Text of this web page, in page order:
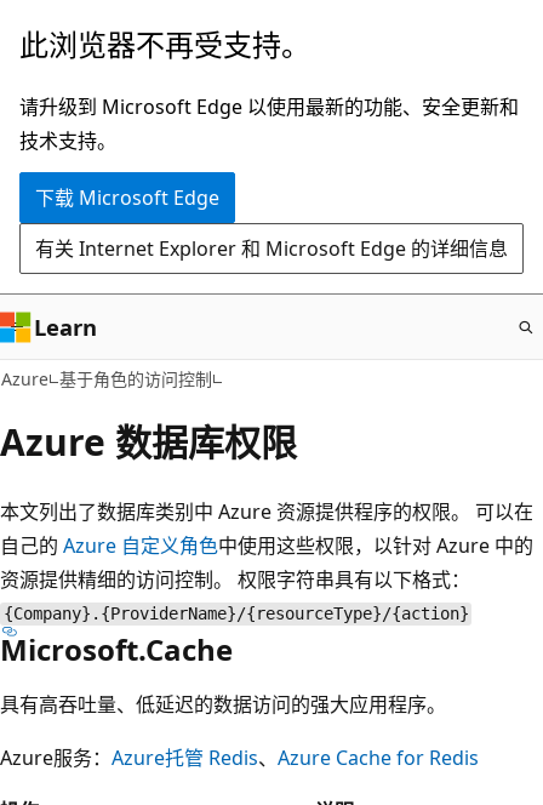
跳
主
要
内
此浏览器不再受支持。
请升级到 Microsoft Edge 以使用最新的功能、安全更新和
技术支持。
下载 Microsoft Edge
有关 Internet Explorer 和 Microsoft Edge 的详细信息
Learn
Azure 基于角色的访问控制
Azure 数据库权限
本文列出了数据库类别中 Azure 资源提供程序的权限。 可以在
自己的 Azure 自定义角色中使用这些权限，以针对 Azure 中的
资源提供精细的访问控制。 权限字符串具有以下格式：
{Company}.{ProviderName}/{resourceType}/{action}
Microsoft.Cache
具有高吞吐量、低延迟的数据访问的强大应用程序。
Azure服务： Azure托管 Redis、 Azure Cache for Redis